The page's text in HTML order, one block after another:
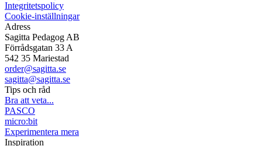
Integritetspolicy
Cookie-inställningar
Adress
Sagitta Pedagog AB
Förrådsgatan 33 A
542 35 Mariestad
order@sagitta.se
sagitta@sagitta.se
Tips och råd
Bra att veta...
PASCO
micro:bit
Experimentera mera
Inspiration